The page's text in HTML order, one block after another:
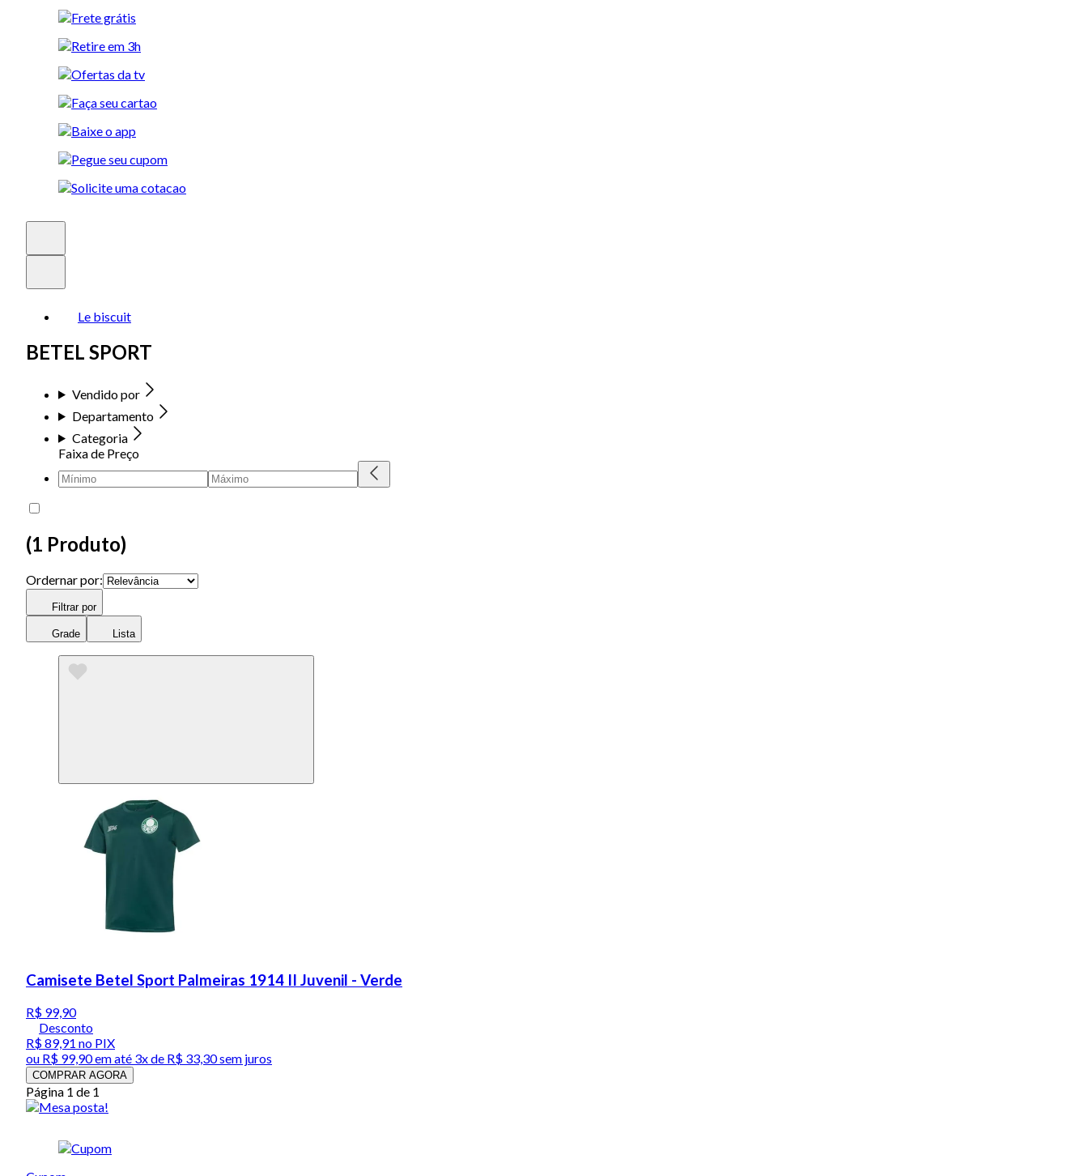
Le biscuit
BETEL SPORT
Vendido por
Departamento
Categoria
Faixa de Preço
(1 Produto)
Ordernar por:
Filtrar por
Grade Lista
Camisete Betel Sport Palmeiras 1914 II Juvenil - Verde
R$ 99,90
Desconto
R$ 89,91 no PIX
ou R$ 99,90em até 3x de R$ 33,30 sem juros
COMPRAR AGORA
Página 1 de 1